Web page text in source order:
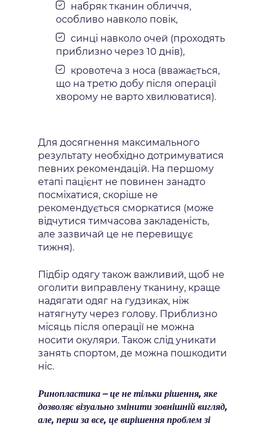
набряк тканин обличчя,
особливо навколо повік,
синці навколо очей (проходять
приблизно через 10 днів),
кровотеча з носа (вважається,
що на третю добу після операції
хворому не варто хвилюватися).
Для досягнення максимального
результату необхідно дотримуватися
певних рекомендацій. На першому
етапі пацієнт не повинен занадто
посміхатися, скоріше не
рекомендується сморкатися (може
відчутися тимчасова закладеність,
але зазвичай це не перевищує
тижня).
Підбір одягу також важливий, щоб не
оголити виправлену тканину, краще
надягати одяг на гудзиках, ніж
натягнуту через голову. Приблизно
місяць після операції не можна
носити окуляри. Також слід уникати
занять спортом, де можна пошкодити
ніс.
Ринопластика – це не тільки рішення, яке
дозволяє візуально змінити зовнішній вигляд,
але, перш за все, це вирішення проблем зі